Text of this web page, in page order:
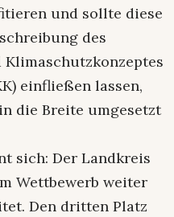
und sollte diese
des
einfließen lassen,
die Breite umgesetzt
sich: Der Landkreis
Wettbewerb weiter
Den dritten Platz